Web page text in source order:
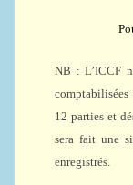
NB : L’ICCF
12 parties et
sera fait une
enregistrés.